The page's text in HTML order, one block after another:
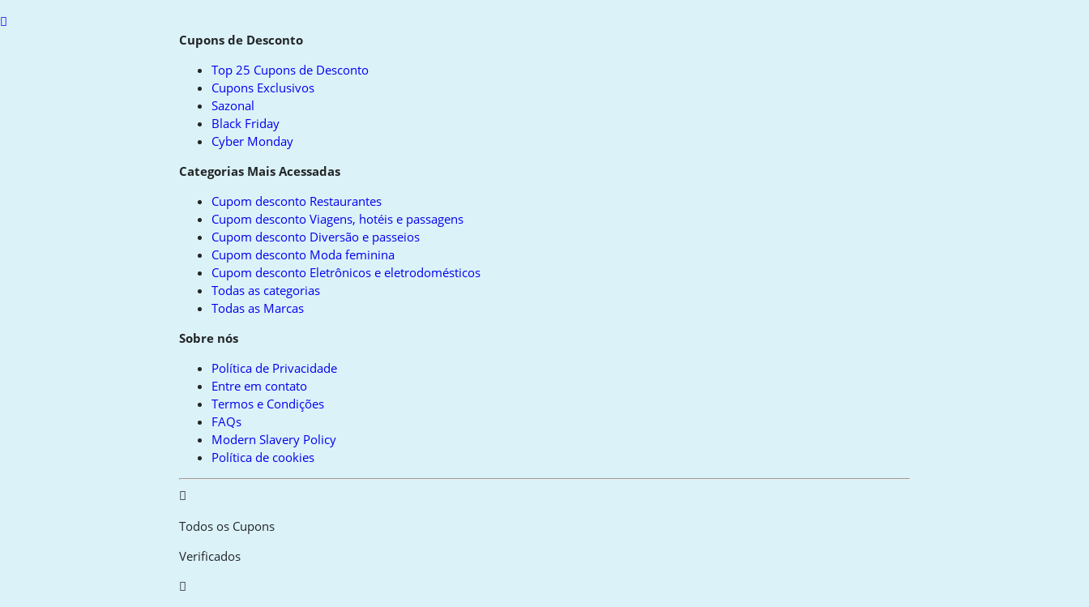
Scroll
Cupons de Desconto
Top 25 Cupons de Desconto
Cupons Exclusivos
Sazonal
Black Friday
Cyber Monday
Categorias Mais Acessadas
Cupom desconto Restaurantes
Cupom desconto Viagens, hotéis e passagens
Cupom desconto Diversão e passeios
Cupom desconto Moda feminina
Cupom desconto Eletrônicos e eletrodomésticos
Todas as categorias
Todas as Marcas
Sobre nós
Política de Privacidade
Entre em contato
Termos e Condições
FAQs
Modern Slavery Policy
Política de cookies
Todos os Cupons
Verificados